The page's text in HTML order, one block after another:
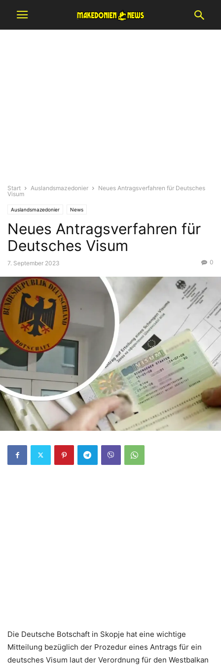
Start Auslandsmazedonier
Neues Antragsverfahren für Deutsches
Visum
Auslandsmazedonier News
Neues Antragsverfahren für
Deutsches Visum
7. September 2023 0
Die Deutsche Botschaft in Skopje hat eine wichtige
Mitteilung bezüglich der Prozedur eines Antrags für ein
deutsches Visum laut der Verordnung für den Westbalkan